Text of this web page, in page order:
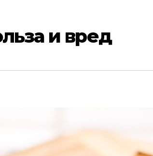
и вред